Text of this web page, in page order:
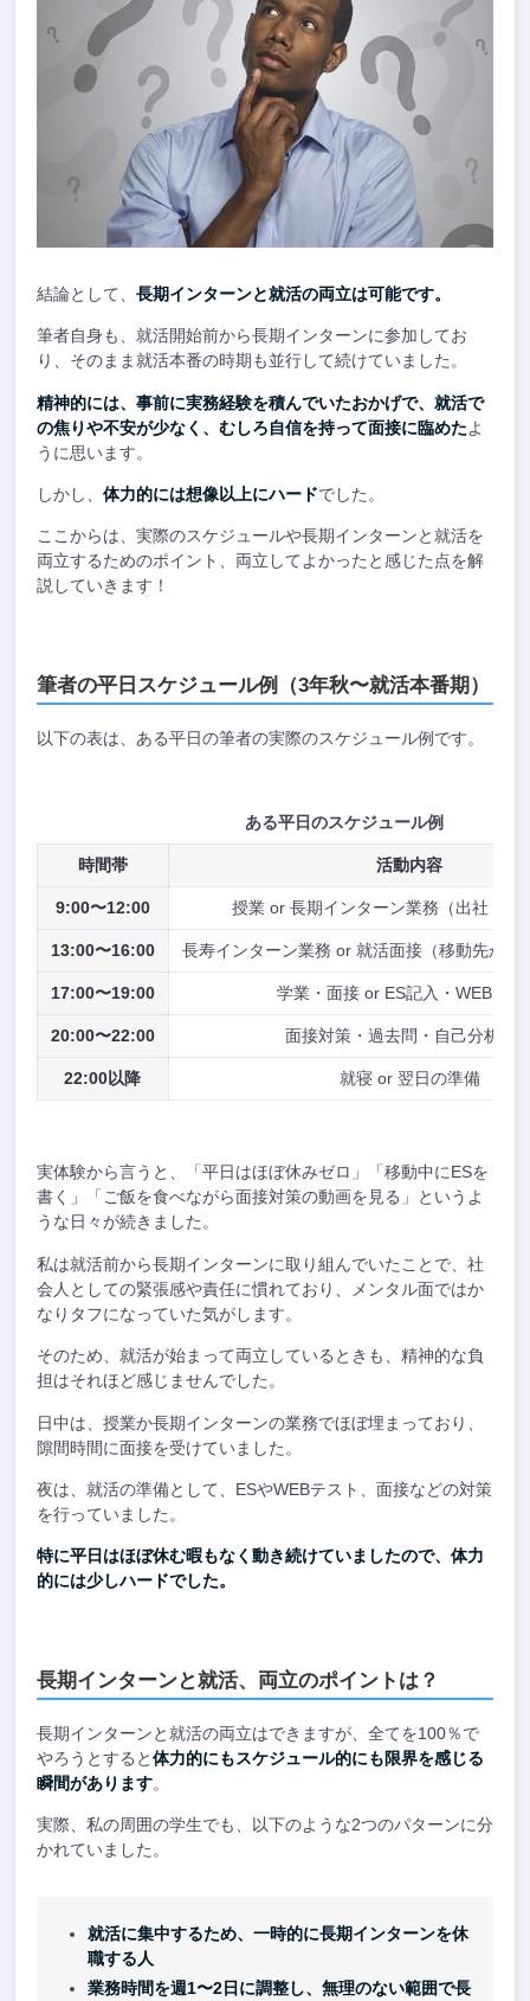
結論として、 長期インターンと就活の両立は可能です。
筆者自身も、就活開始前から長期インターンに参加してお
り、そのまま就活本番の時期も並行して続けていました。
精神的には、事前に実務経験を積んでいたおかげで、就活で
の焦りや不安が少なく、むしろ自信を持って面接に臨めたよ
うに思います。
しかし、 体力的には想像以上にハードでした。
ここからは、実際のスケジュールや長期インターンと就活を
両立するためのポイント、両立してよかったと感じた点を解
説していきます！
筆者の平日スケジュール例（3年秋〜就活本番期）
以下の表は、ある平日の筆者の実際のスケジュール例です。
ある平日のスケジュール例
時間帯 活動内容
9:00〜12:00 授業 or 長期インターン業務（出社・リ
13:00〜16:00 長寿インターン業務 or 就活面接（移動先から
17:00〜19:00 学業・面接 or ES記入・WEBテス
20:00〜22:00 面接対策・過去問・自己分析な
22:00以降 就寝 or 翌日の準備
実体験から言うと、「平日はほぼ休みゼロ」「移動中にESを
書く」「ご飯を食べながら面接対策の動画を見る」というよ
うな日々が続きました。
私は就活前から長期インターンに取り組んでいたことで、社
会人としての緊張感や責任に慣れており、メンタル面ではか
なりタフになっていた気がします。
そのため、就活が始まって両立しているときも、精神的な負
担はそれほど感じませんでした。
日中は、授業か長期インターンの業務でほぼ埋まっており、
隙間時間に面接を受けていました。
夜は、就活の準備として、ESやWEBテスト、面接などの対策
を行っていました。
特に平日はほぼ休む暇もなく動き続けていましたので、体力
的には少しハードでした。
長期インターンと就活、両立のポイントは？
長期インターンと就活の両立はできますが、全てを100％で
やろうとすると体力的にもスケジュール的にも限界を感じる
瞬間があります。
実際、私の周囲の学生でも、以下のような2つのパターンに分
かれていました。
就活に集中するため、一時的に長期インターンを休
職する人
業務時間を週1〜2日に調整し、無理のない範囲で長